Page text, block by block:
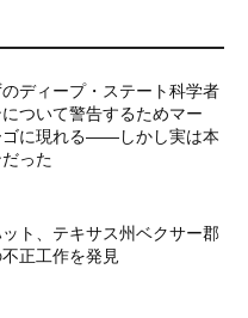
ディープ・ステート科学者
ついて警告するためマー
ゴに現れる――しかし実は本
った
ト、テキサス州ベクサー郡
正工作を発見